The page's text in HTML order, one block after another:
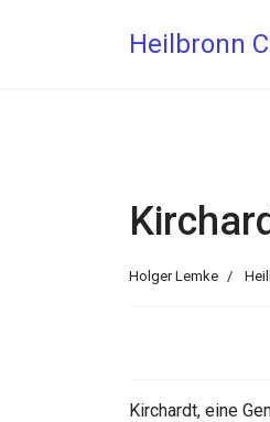
Heilbronn
Holger Lemke
Kirchardt, eine